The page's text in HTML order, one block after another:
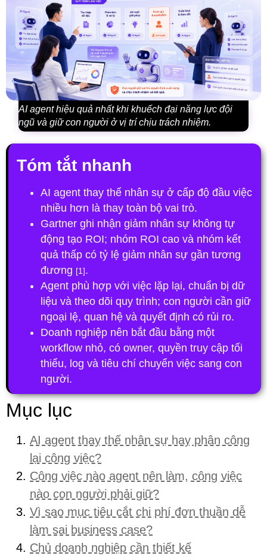
AI agent hiệu quả nhất khi khuếch đại năng lực đội
ngũ và giữ con người ở vị trí chịu trách nhiệm.
Tóm tắt nhanh
AI agent thay thế nhân sự ở cấp độ đầu việc
nhiều hơn là thay toàn bộ vai trò.
Gartner ghi nhận giảm nhân sự không tự
động tạo ROI; nhóm ROI cao và nhóm kết
quả thấp có tỷ lệ giảm nhân sự gần tương
đương [1].
Agent phù hợp với việc lặp lại, chuẩn bị dữ
liệu và theo dõi quy trình; con người cần giữ
ngoại lệ, quan hệ và quyết định có rủi ro.
Doanh nghiệp nên bắt đầu bằng một
workflow nhỏ, có owner, quyền truy cập tối
thiểu, log và tiêu chí chuyển việc sang con
người.
Mục lục
AI agent thay thế nhân sự hay phân công
lại công việc?
Công việc nào agent nên làm, công việc
nào con người phải giữ?
Vì sao mục tiêu cắt chi phí đơn thuần dễ
làm sai business case?
Chủ doanh nghiệp cần thiết kế